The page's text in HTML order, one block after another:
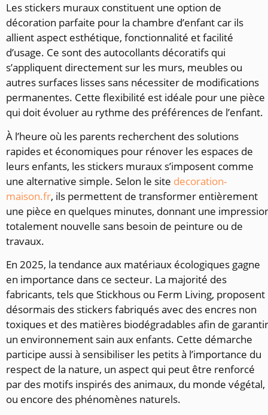
Les stickers muraux constituent une option de
décoration parfaite pour la chambre d’enfant car ils
allient aspect esthétique, fonctionnalité et facilité
d’usage. Ce sont des autocollants décoratifs qui
s’appliquent directement sur les murs, meubles ou
autres surfaces lisses sans nécessiter de modifications
permanentes. Cette flexibilité est idéale pour une pièce
qui doit évoluer au rythme des préférences de l’enfant.
À l’heure où les parents recherchent des solutions
rapides et économiques pour rénover les espaces de
leurs enfants, les stickers muraux s’imposent comme
une alternative simple. Selon le site decoration-
maison.fr, ils permettent de transformer entièrement
une pièce en quelques minutes, donnant une
totalement nouvelle sans besoin de peinture ou de
travaux.
En 2025, la tendance aux matériaux écologiques gagne
en importance dans ce secteur. La majorité des
fabricants, tels que Stickhous ou Ferm Living, proposent
désormais des stickers fabriqués avec des encres non
toxiques et des matières biodégradables afin de garantir
un environnement sain aux enfants. Cette démarche
participe aussi à sensibiliser les petits à l’importance du
respect de la nature, un aspect qui peut être renforcé
par des motifs inspirés des animaux, du monde végétal,
ou encore des phénomènes naturels.